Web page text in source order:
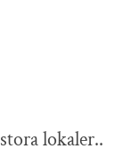
lokaler..